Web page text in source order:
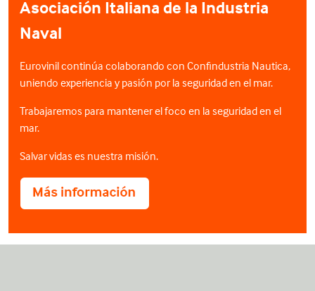
Asociación Italiana de la Industria
Naval
Eurovinil continúa colaborando con Confindustria Nautica,
uniendo experiencia y pasión por la seguridad en el mar.
Trabajaremos para mantener el foco en la seguridad en el
mar.
Salvar vidas es nuestra misión.